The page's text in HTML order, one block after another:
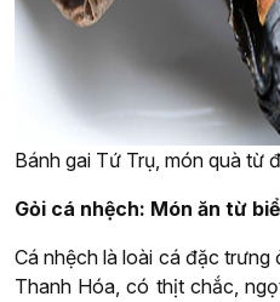
Bánh gai Tứ Trụ, món quà từ
Gỏi cá nhệch: Món ăn từ
Cá nhệch là loài cá đặc
Thanh Hóa, có thịt chắc,